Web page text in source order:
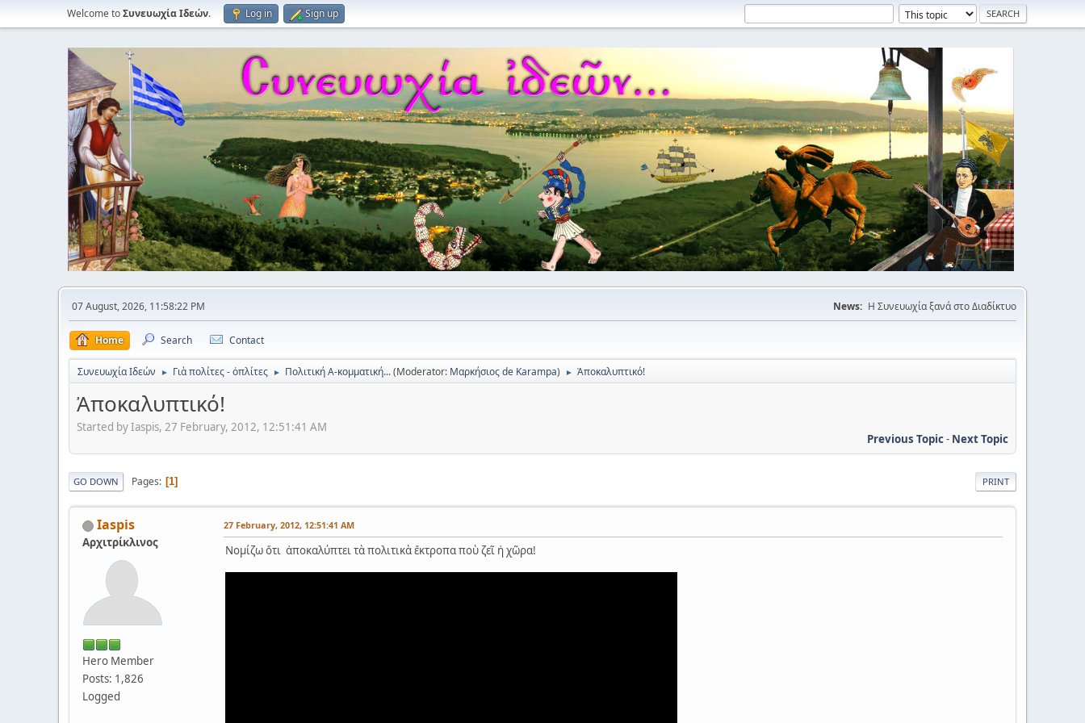
Welcome toΣυνευωχία Ιδεών. Log in Sign up
07 August, 2026, 11:58:22 PM News: Η Συνευωχία ξανά στο Διαδίκτυο
Home Search Contact
Συνευωχία Ιδεών ► Γιὰ πολίτες - ὀπλίτες ► Πολιτική Α-κομματική...(Moderator: Μαρκήσιος de Karampa) ► Ἀποκαλυπτικό!
Ἀποκαλυπτικό!
Started by Iaspis, 27 February, 2012, 12:51:41 AM
Previous Topic- Next Topic
PRINT
GO DOWN Pages 1
Iaspis
Αρχιτρίκλινος
Hero Member
Posts: 1,826
Logged
27 February, 2012, 12:51:41 AM
Νομίζω ὅτι ἀποκαλύπτει τὰ πολιτικὰ ἔκτροπα ποὺ ζεῖ ἡ χῶρα!